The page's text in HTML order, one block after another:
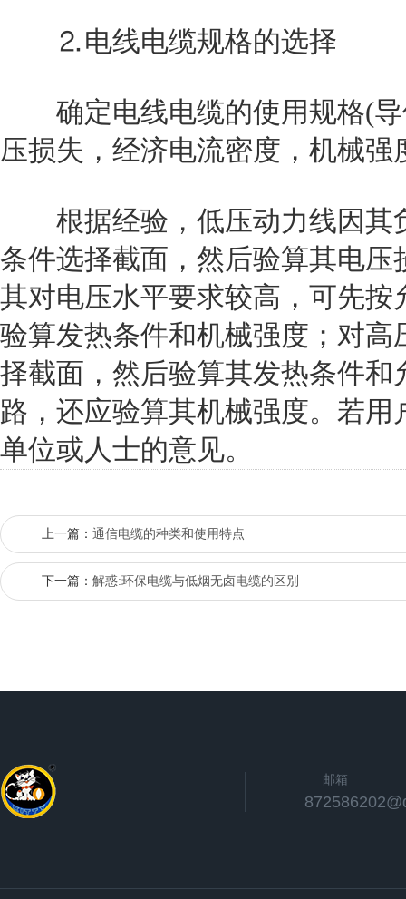
⒉电线电缆规格的选择
确定电线电缆的使用规格(导
压损失，经济电流密度，机械强
根据经验，低压动力线因其
条件选择截面，然后验算其电
其对电压水平要求较高，可先
验算发热条件和机械强度；对
择截面，然后验算其发热条件
路，还应验算其机械强度。若
单位或人士的意见。
上一篇： 通信电缆的种类和使用特点
下一篇： 解惑:环保电缆与低烟无卤电缆的区别
邮箱